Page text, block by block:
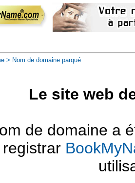
> Nom de domaine parqué
Le site web
de domaine a